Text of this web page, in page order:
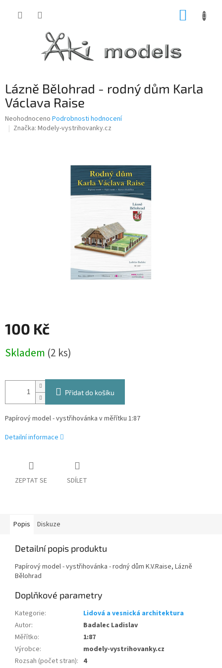
Lázně Bělohrad - rodný dům Karla
Václava Raise
Průměrné
hodnocení
Neohodnoceno Podrobnosti hodnocení
Značka: Modely-vystrihovanky.cz
100 Kč
cena:
Skladem (2 ks)
Přidat do košíku
Papírový model - vystřihovánka v měřítku 1:87
Detailní informace
ZEPTAT SE SDÍLET
Popis Diskuze
Detailní popis produktu
Papírový model - vystřihovánka - rodný dům K.V.Raise, Lázně
Bělohrad
Doplňkové parametry
Kategorie:
Lidová a vesnická architektura
Autor:
Badalec Ladislav
Měřítko:
1:87
Výrobce:
modely-vystrihovanky.cz
Rozsah (počet stran): 4